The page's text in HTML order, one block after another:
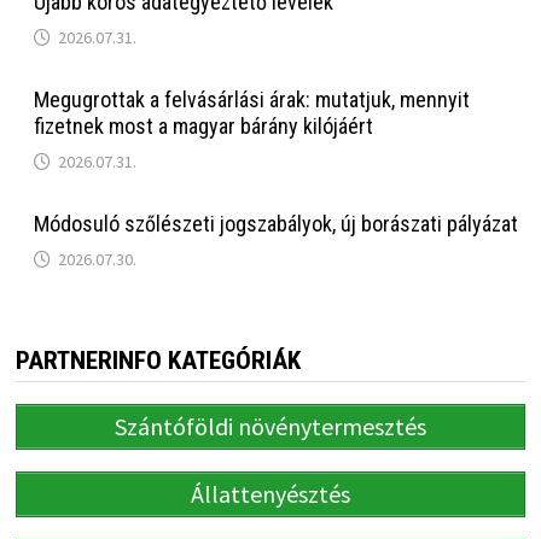
2026.07.31.
Megugrottak a felvásárlási árak: mutatjuk, mennyit
fizetnek most a magyar bárány kilójáért
2026.07.31.
Módosuló szőlészeti jogszabályok, új borászati pályázat
2026.07.30.
PARTNERINFO KATEGÓRIÁK
Szántóföldi növénytermesztés
Állattenyésztés